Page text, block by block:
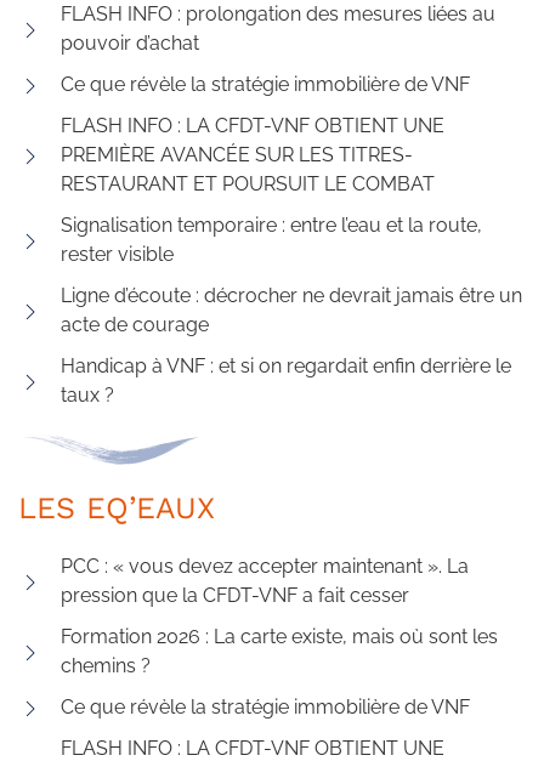
FLASH INFO : prolongation des mesures liées au
pouvoir d’achat
Ce que révèle la stratégie immobilière de VNF
FLASH INFO : LA CFDT-VNF OBTIENT UNE
PREMIÈRE AVANCÉE SUR LES TITRES-
RESTAURANT ET POURSUIT LE COMBAT
Signalisation temporaire : entre l’eau et la route,
rester visible
Ligne d’écoute : décrocher ne devrait jamais être un
acte de courage
Handicap à VNF : et si on regardait enfin derrière le
taux ?
LES EQ’EAUX
PCC : « vous devez accepter maintenant ». La
pression que la CFDT-VNF a fait cesser
Formation 2026 : La carte existe, mais où sont les
chemins ?
Ce que révèle la stratégie immobilière de VNF
FLASH INFO : LA CFDT-VNF OBTIENT UNE